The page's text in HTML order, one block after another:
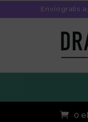
Envío gratis
0